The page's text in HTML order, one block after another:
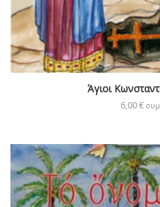
Άγιοι
6,00€